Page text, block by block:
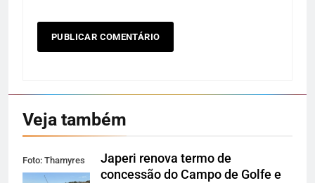
Veja também
Foto: Thamyres
Cardoso
Japeri renova termo de
concessão do Campo de Golfe e